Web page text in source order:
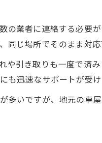
の業者に連絡する必要
じ場所でそのまま対応
や引き取りも一度で済
迅速なサポートが受け
多いですが、地元の車